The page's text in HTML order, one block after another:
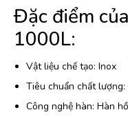
Đặc điểm
1000L:
Vật liệu chế tạo: Inox
Tiêu chuẩn chất
Công nghệ hàn: Hàn